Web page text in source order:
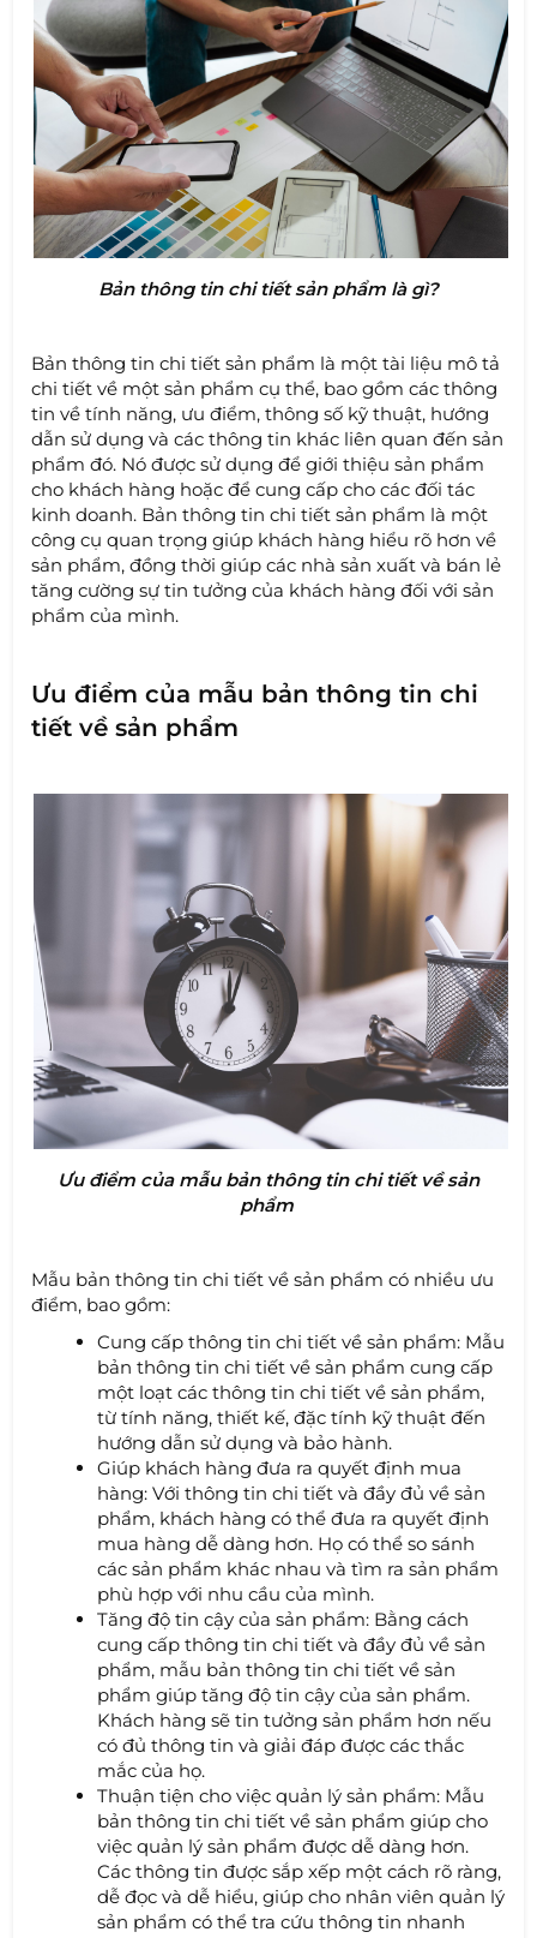
Bản thông tin chi tiết sản phẩm là gì?
Bản thông tin chi tiết sản phẩm là một tài liệu mô tả
chi tiết về một sản phẩm cụ thể, bao gồm các thông
tin về tính năng, ưu điểm, thông số kỹ thuật, hướng
dẫn sử dụng và các thông tin khác liên quan đến sản
phẩm đó. Nó được sử dụng để giới thiệu sản phẩm
cho khách hàng hoặc để cung cấp cho các đối tác
kinh doanh. Bản thông tin chi tiết sản phẩm là một
công cụ quan trọng giúp khách hàng hiểu rõ hơn về
sản phẩm, đồng thời giúp các nhà sản xuất và bán lẻ
tăng cường sự tin tưởng của khách hàng đối với sản
phẩm của mình.
Ưu điểm của mẫu bản thông tin chi
tiết về sản phẩm
Ưu điểm của mẫu bản thông tin chi tiết về sản
phẩm
Mẫu bản thông tin chi tiết về sản phẩm có nhiều ưu
điểm, bao gồm:
Cung cấp thông tin chi tiết về sản phẩm: Mẫu
bản thông tin chi tiết về sản phẩm cung cấp
một loạt các thông tin chi tiết về sản phẩm,
từ tính năng, thiết kế, đặc tính kỹ thuật đến
hướng dẫn sử dụng và bảo hành.
Giúp khách hàng đưa ra quyết định mua
hàng: Với thông tin chi tiết và đầy đủ về sản
phẩm, khách hàng có thể đưa ra quyết định
mua hàng dễ dàng hơn. Họ có thể so sánh
các sản phẩm khác nhau và tìm ra sản phẩm
phù hợp với nhu cầu của mình.
Tăng độ tin cậy của sản phẩm: Bằng cách
cung cấp thông tin chi tiết và đầy đủ về sản
phẩm, mẫu bản thông tin chi tiết về sản
phẩm giúp tăng độ tin cậy của sản phẩm.
Khách hàng sẽ tin tưởng sản phẩm hơn nếu
có đủ thông tin và giải đáp được các thắc
mắc của họ.
Thuận tiện cho việc quản lý sản phẩm: Mẫu
bản thông tin chi tiết về sản phẩm giúp cho
việc quản lý sản phẩm được dễ dàng hơn.
Các thông tin được sắp xếp một cách rõ ràng,
dễ đọc và dễ hiểu, giúp cho nhân viên quản lý
sản phẩm có thể tra cứu thông tin nhanh